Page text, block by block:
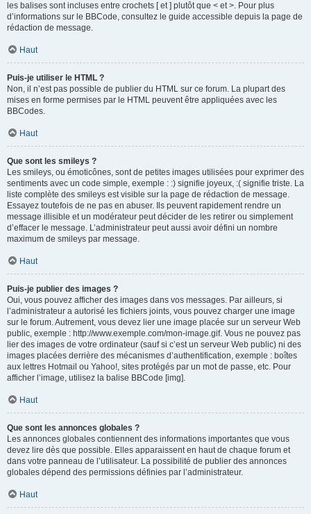
les balises sont incluses entre crochets [ et ] plutôt que < et >. Pour plus
d’informations sur le BBCode, consultez le guide accessible depuis la page de
rédaction de message.
Haut
Puis-je utiliser le HTML ?
Non, il n’est pas possible de publier du HTML sur ce forum. La plupart des
mises en forme permises par le HTML peuvent être appliquées avec les
BBCodes.
Haut
Que sont les smileys ?
Les smileys, ou émoticônes, sont de petites images utilisées pour exprimer des
sentiments avec un code simple, exemple : :) signifie joyeux, :( signifie triste. La
liste complète des smileys est visible sur la page de rédaction de message.
Essayez toutefois de ne pas en abuser. Ils peuvent rapidement rendre un
message illisible et un modérateur peut décider de les retirer ou simplement
d’effacer le message. L’administrateur peut aussi avoir défini un nombre
maximum de smileys par message.
Haut
Puis-je publier des images ?
Oui, vous pouvez afficher des images dans vos messages. Par ailleurs, si
l’administrateur a autorisé les fichiers joints, vous pouvez charger une image
sur le forum. Autrement, vous devez lier une image placée sur un serveur Web
public, exemple : http://www.exemple.com/mon-image.gif. Vous ne pouvez pas
lier des images de votre ordinateur (sauf si c’est un serveur Web public) ni des
images placées derrière des mécanismes d’authentification, exemple : boîtes
aux lettres Hotmail ou Yahoo!, sites protégés par un mot de passe, etc. Pour
afficher l’image, utilisez la balise BBCode [img].
Haut
Que sont les annonces globales ?
Les annonces globales contiennent des informations importantes que vous
devez lire dès que possible. Elles apparaissent en haut de chaque forum et
dans votre panneau de l’utilisateur. La possibilité de publier des annonces
globales dépend des permissions définies par l’administrateur.
Haut